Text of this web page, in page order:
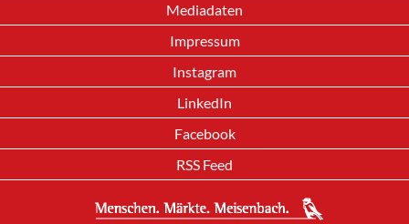
Mediadaten
Impressum
Instagram
LinkedIn
Facebook
RSS Feed